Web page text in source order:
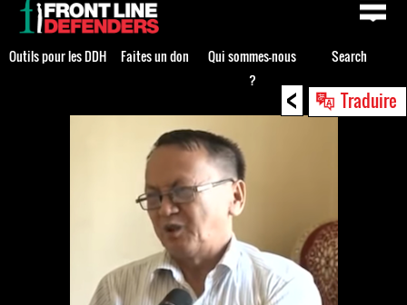
< Traduire
to
top
Outils pour les DDH Faites un don
Qui sommes-nous
?
Search